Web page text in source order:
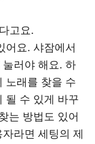
고요.
어요. 샤잠에서
눌러야 해요. 하
노래를 찾을 수
될 수 있게 바꾸
는 방법도 있어
자라면 세팅의 제